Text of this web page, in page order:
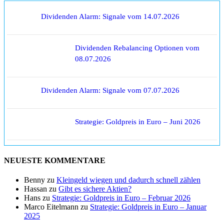
Dividenden Alarm: Signale vom 14.07.2026
Dividenden Rebalancing Optionen vom
08.07.2026
Dividenden Alarm: Signale vom 07.07.2026
Strategie: Goldpreis in Euro – Juni 2026
NEUESTE KOMMENTARE
Benny zu Kleingeld wiegen und dadurch schnell zählen
Hassan zu Gibt es sichere Aktien?
Hans zu Strategie: Goldpreis in Euro – Februar 2026
Marco Eitelmann zu Strategie: Goldpreis in Euro – Januar
2025